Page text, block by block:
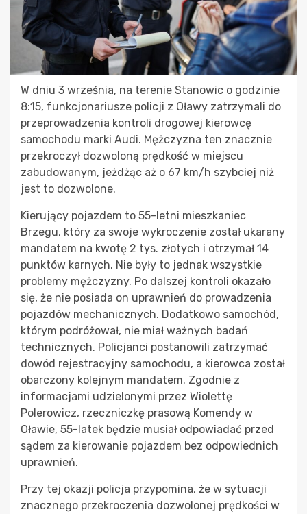
W dniu 3 września, na terenie Stanowic o godzinie
8:15, funkcjonariusze policji z Oławy zatrzymali do
przeprowadzenia kontroli drogowej kierowcę
samochodu marki Audi. Mężczyzna ten znacznie
przekroczył dozwoloną prędkość w miejscu
zabudowanym, jeżdżąc aż o 67 km/h szybciej niż
jest to dozwolone.
Kierujący pojazdem to 55-letni mieszkaniec
Brzegu, który za swoje wykroczenie został ukarany
mandatem na kwotę 2 tys. złotych i otrzymał 14
punktów karnych. Nie były to jednak wszystkie
problemy mężczyzny. Po dalszej kontroli okazało
się, że nie posiada on uprawnień do prowadzenia
pojazdów mechanicznych. Dodatkowo samochód,
którym podróżował, nie miał ważnych badań
technicznych. Policjanci postanowili zatrzymać
dowód rejestracyjny samochodu, a kierowca został
obarczony kolejnym mandatem. Zgodnie z
informacjami udzielonymi przez Wiolettę
Polerowicz, rzeczniczkę prasową Komendy w
Oławie, 55-latek będzie musiał odpowiadać przed
sądem za kierowanie pojazdem bez odpowiednich
uprawnień.
Przy tej okazji policja przypomina, że w sytuacji
znacznego przekroczenia dozwolonej prędkości w